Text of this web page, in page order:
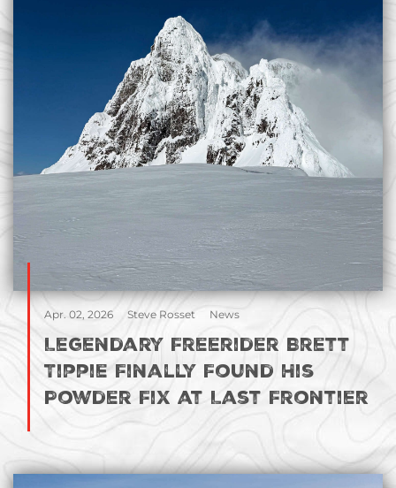
Apr. 02, 2026 Steve Rosset News
Legendary Freerider Brett
Tippie Finally Found His
Powder Fix at Last Frontier